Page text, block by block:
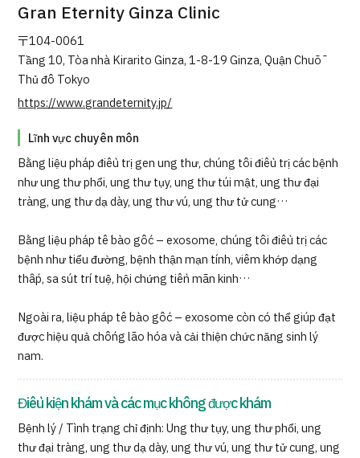
Gran Eternity Ginza Clinic
〒104-0061
Tầng 10, Tòa nhà Kirarito Ginza, 1-8-19 Ginza, Quận Chūō
Thủ đô Tokyo
https://www.grandeternity.jp/
Lĩnh vực chuyên môn
Bằng liệu pháp điều trị gen ung thư, chúng tôi điều trị các bệnh
như ung thư phổi, ung thư tụy, ung thư túi mật, ung thư đại
tràng, ung thư dạ dày, ung thư vú, ung thư tử cung…
Bằng liệu pháp tế bào gốc – exosome, chúng tôi điều trị các
bệnh như tiểu đường, bệnh thận mạn tính, viêm khớp dạng
thấp, sa sút trí tuệ, hội chứng tiền mãn kinh…
Ngoài ra, liệu pháp tế bào gốc – exosome còn có thể giúp đạt
được hiệu quả chống lão hóa và cải thiện chức năng sinh lý
nam.
Điều kiện khám và các mục không được khám
Bệnh lý / Tình trạng chỉ định: Ung thư tụy, ung thư phổi, ung
thư đại tràng, ung thư dạ dày, ung thư vú, ung thư tử cung, ung